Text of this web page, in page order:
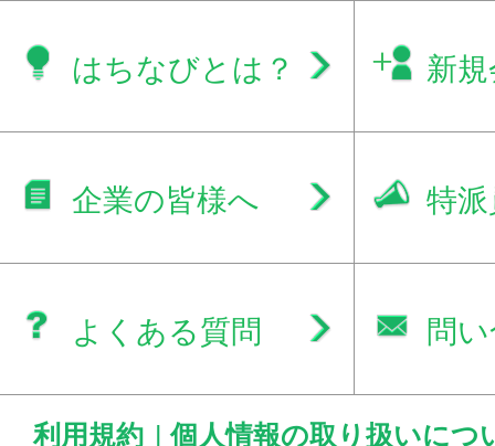
はちなびとは？ 新
企業の皆様へ 特
よくある質問 問
利用規約 | 個人情報の取り扱いにつ